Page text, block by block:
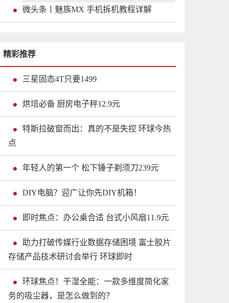
微头条丨魅族MX 手机拆机教程详解
精彩推荐
三星固态4T只要1499
烘培必备 厨房电子秤12.9元
特斯拉破窗而出：真的不是失控 环球今热
点
年轻人的第一个 松下锤子剃须刀239元
DIY电脑？迎广让你先DIY机箱！
即时焦点：办公桌合适 台式小风扇11.9元
助力打破传媒行业数据存储困境 富士胶片
存储产品技术研讨会举行 环球即时
环球焦点！干湿全能：一款多维度简化家
务的吸尘器，是怎么做到的？